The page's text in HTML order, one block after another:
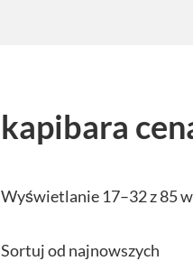
kapibara
Wyświetlanie 17–32 z 85
Sortuj od najnowszych